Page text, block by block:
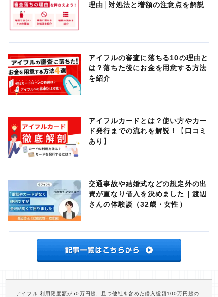
理由│対処法と増額の注意点を解説
アイフルの審査に落ちる10の理由と
は？落ちた後にお金を用意する方法
を紹介
アイフルカードとは？使い方やカー
ド発行までの流れを解説！【口コミ
あり】
交通事故や結婚式などの想定外の出
費が重なり借入を決めました｜渡辺
さんの体験談（32歳・女性）
アイフル 利用限度額が50万円超、且つ他社を含めた借入総額100万円超の